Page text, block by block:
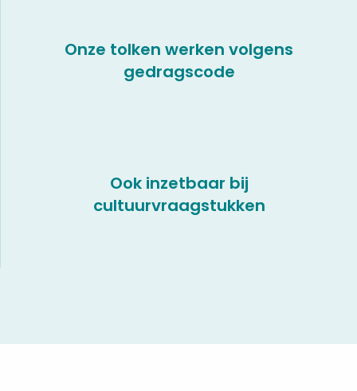
Onze tolken werken volgens
gedragscode
Ook inzetbaar bij
cultuurvraagstukken